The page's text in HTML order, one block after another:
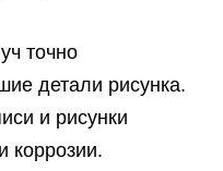
точно
детали рисунка.
и рисунки
коррозии.